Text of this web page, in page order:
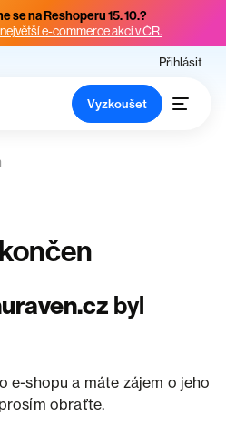
se na Reshoperu 15. 10.?
e-commerce akci v ČR.
Přihlásit
Vyzkoušet
byl
e-shopu a máte zájem o jeho
obraťte.